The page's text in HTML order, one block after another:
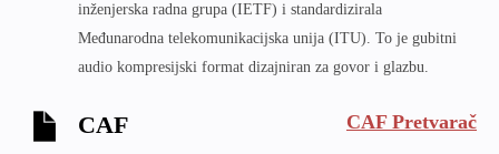
inženjerska radna grupa (IETF) i standardizirala
Međunarodna telekomunikacijska unija (ITU). To je gubitni
audio kompresijski format dizajniran za govor i glazbu.
CAF CAF Pretvarač